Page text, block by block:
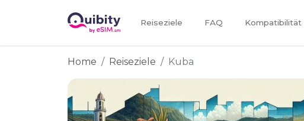
Reiseziele FAQ Kompatibilität
Home Reiseziele Kuba